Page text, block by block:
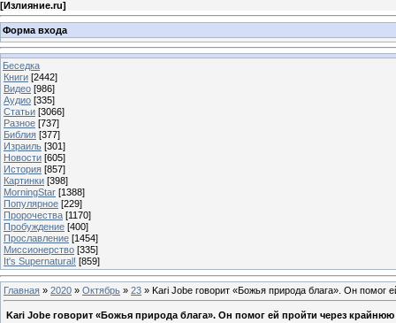
[Излияние.ru]
Форма входа
Беседка
Книги [2442]
Видео [986]
Аудио [335]
Статьи [3066]
Разное [737]
Библия [377]
Израиль [301]
Новости [605]
История [857]
Картинки [398]
MorningStar [1388]
Популярное [229]
Пророчества [1170]
Пробуждение [400]
Прославление [1454]
Миссионерство [335]
It's Supernatural! [859]
Главная » 2020 » Октябрь » 23 » Kari Jobe говорит «Божья природа блага». Он
Kari Jobe говорит «Божья природа блага». Он помог ей пройти через